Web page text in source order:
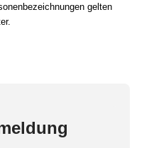
gelten